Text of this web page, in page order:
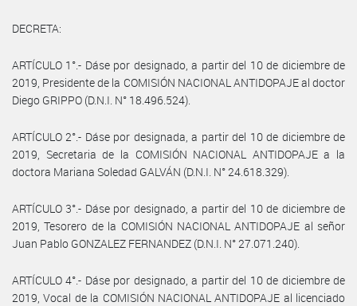
DECRETA:
ARTÍCULO 1°.- Dáse por designado, a partir del 10 de diciembre de
2019, Presidente de la COMISIÓN NACIONAL ANTIDOPAJE al doctor
Diego GRIPPO (D.N.I. N° 18.496.524).
ARTÍCULO 2°.- Dáse por designada, a partir del 10 de diciembre de
2019, Secretaria de la COMISIÓN NACIONAL ANTIDOPAJE a la
doctora Mariana Soledad GALVÁN (D.N.I. N° 24.618.329).
ARTÍCULO 3°.- Dáse por designado, a partir del 10 de diciembre de
2019, Tesorero de la COMISIÓN NACIONAL ANTIDOPAJE al señor
Juan Pablo GONZALEZ FERNANDEZ (D.N.I. N° 27.071.240).
ARTÍCULO 4°.- Dáse por designado, a partir del 10 de diciembre de
2019, Vocal de la COMISIÓN NACIONAL ANTIDOPAJE al licenciado